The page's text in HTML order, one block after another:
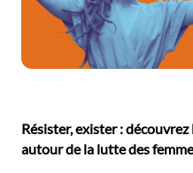
Résister, exister :
autour de la lutte des